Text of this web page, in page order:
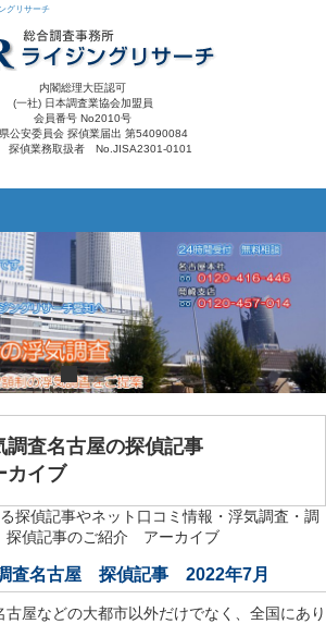
グリサーチ
内閣総理大臣認可
(一社) 日本調査業協会加盟員
会員番号 No2010号
公安委員会 探偵業届出 第54090084
業務取扱者 No.JISA2301-0101
調査名古屋の探偵記事
イブ
探偵記事やネット口コミ情報・浮気調査・調
探偵記事のご紹介 アーカイブ
査名古屋 探偵記事 2022年7月
屋などの大都市以外だけでなく、全国にあり